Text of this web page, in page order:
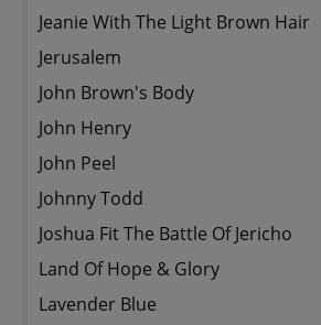
Jeanie With The Light Brown Hair
Jerusalem
John Brown's Body
John Henry
John Peel
Johnny Todd
Joshua Fit The Battle Of Jericho
Land Of Hope & Glory
Lavender Blue